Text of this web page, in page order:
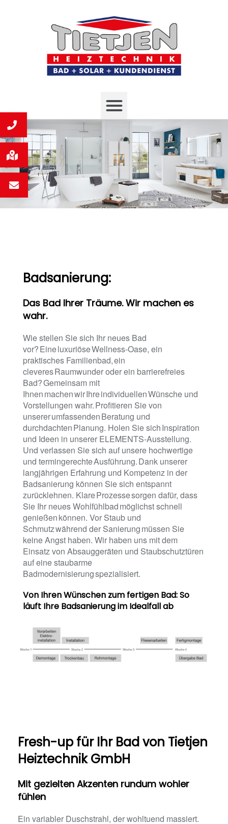
Badsanierung:
Das Bad Ihrer Träume. Wir machen es
wahr.
Wie stellen Sie sich Ihr neues Bad
vor? Eine luxuriöse Wellness-Oase, ein
praktisches Familienbad, ein
cleveres Raumwunder oder ein barrierefreies
Bad? Gemeinsam mit
Ihnen machen wir Ihre individuellen Wünsche und
Vorstellungen wahr. Profitieren Sie von
unserer umfassenden Beratung und
durchdachten Planung. Holen Sie sich Inspiration
und Ideen in unserer ELEMENTS-Ausstellung.
Und verlassen Sie sich auf unsere hochwertige
und termingerechte Ausführung. Dank unserer
langjährigen Erfahrung und Kompetenz in der
Badsanierung können Sie sich entspannt
zurücklehnen. Klare Prozesse sorgen dafür, dass
Sie Ihr neues Wohlfühlbad möglichst schnell
genießen können. Vor Staub und
Schmutz während der Sanierung müssen Sie
keine Angst haben. Wir haben uns mit dem
Einsatz von Absauggeräten und Staubschutztüren
auf eine staubarme
Badmodernisierung spezialisiert.
Von Ihren Wünschen zum fertigen Bad: So
läuft Ihre Badsanierung im Idealfall ab
Fresh-up für Ihr Bad von Tietjen
Heiztechnik GmbH
Mit gezielten Akzenten rundum wohler
fühlen
Ein variabler Duschstrahl, der wohltuend massiert.